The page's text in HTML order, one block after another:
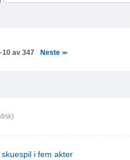
av 347 Neste >>
i fem akter